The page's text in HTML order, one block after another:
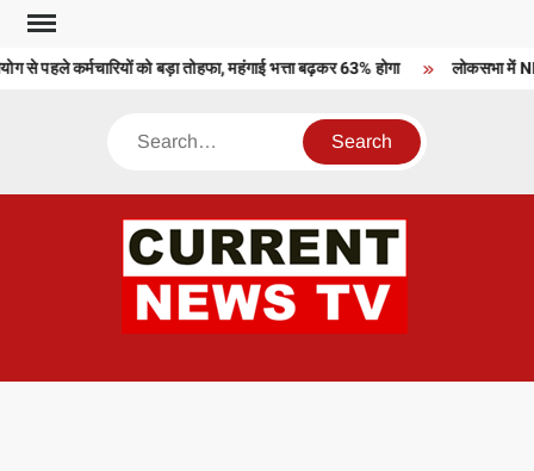
Skip
contentकर्मचारियों को बड़ा तोहफा, महंगाई भत्ता बढ़कर 63% होगा लोकसभा में
Search